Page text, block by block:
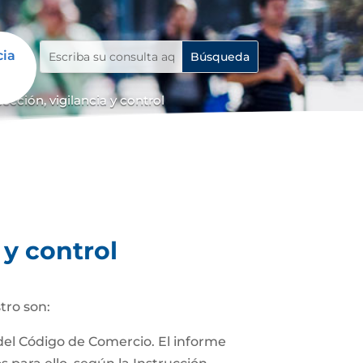
vigilancia y control
control
son:
Código de Comercio. El informe